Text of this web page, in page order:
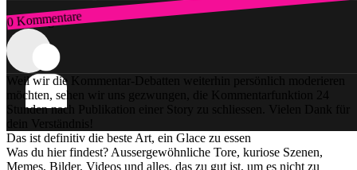
0 Kommentare
Zum Login
Weil wir die Kommentar-Debatten weiterhin persönlich moderieren
möchten, sehen wir uns gezwungen, die Kommentarfunktion 24
Stunden nach Publikation einer Story zu schliessen. Vielen Dank für
dein Verständnis!
Das ist definitiv die beste Art, ein Glace zu essen
Was du hier findest? Aussergewöhnliche Tore, kuriose Szenen,
Memes, Bilder, Videos und alles, das zu gut ist, um es nicht zu